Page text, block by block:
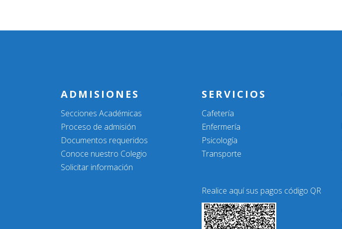
ADMISIONES
Secciones Académicas
Proceso de admisión
Documentos requeridos
Conoce nuestro Colegio
Solicitar información
SERVICIOS
Cafetería
Enfermería
Psicología
Transporte
Realice aquí sus pagos código QR